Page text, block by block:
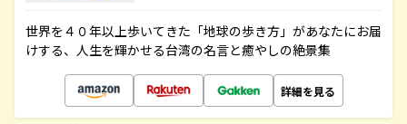
世界を４０年以上歩いてきた「地球の歩き方」があなたにお届
けする、人生を輝かせる台湾の名言と癒やしの絶景集
詳細を見る